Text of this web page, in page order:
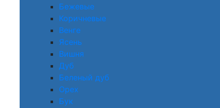
Бежевые
Коричневые
Венге
Ясень
Вишня
Дуб
Беленый дуб
Орех
Бук